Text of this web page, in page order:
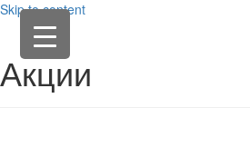
Skip to content
Акции